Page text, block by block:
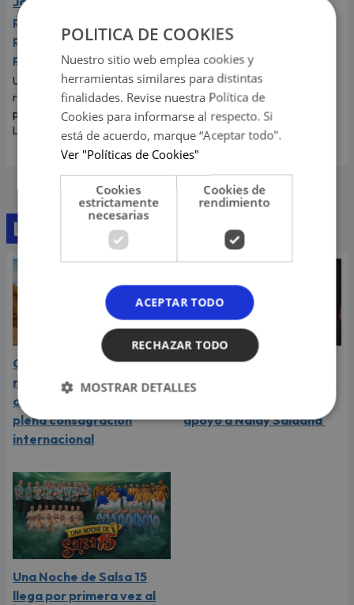
parte de su abuela tras
ponerle kétchup a su
pizza
Un joven se ha vuelto viral en
redes sociales tras grabarse
poniéndole kétchup a su pizza.
La más indignada fue su abuela.
Lo último
Carín León atraviesa el
mejor momento de su
carrera y llega a Lima en
plena consagración
internacional
Daniela Darcourt, Masiel
Málaga y más artistas de
apoyo a Naldy Saldaña
Una Noche de Salsa 15
llega por primera vez al
POLITICA DE COOKIES
Nuestro sitio web emplea cookies y
herramientas similares para distintas
finalidades. Revise nuestra Política de
Cookies para informarse al respecto. Si
está de acuerdo, marque “Aceptar todo".
Ver "Políticas de Cookies"
Cookies
estrictamente
necesarias
Cookies de
rendimiento
ACEPTAR TODO
RECHAZAR TODO
MOSTRAR DETALLES